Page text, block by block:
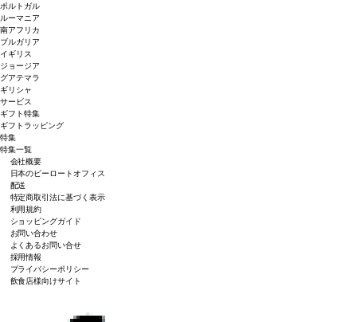
ポルトガル
ルーマニア
南アフリカ
ブルガリア
イギリス
ジョージア
グアテマラ
ギリシャ
サービス
ギフト特集
ギフトラッピング
特集
特集一覧
会社概要
日本のピーロートオフィス
配送
特定商取引法に基づく表示
利用規約
ショッピングガイド
お問い合わせ
よくあるお問い合せ
採用情報
プライバシーポリシー
飲食店様向けサイト